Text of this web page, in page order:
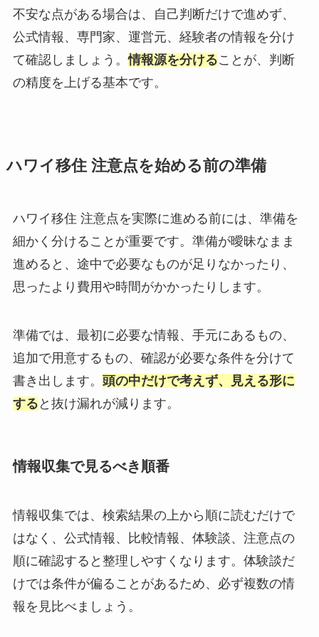
不安な点がある場合は、自己判断だけで進めず、
公式情報、専門家、運営元、経験者の情報を分け
て確認しましょう。情報源を分けることが、判断
の精度を上げる基本です。
ハワイ移住 注意点を始める前の準備
ハワイ移住 注意点を実際に進める前には、準備を
細かく分けることが重要です。準備が曖昧なまま
進めると、途中で必要なものが足りなかったり、
思ったより費用や時間がかかったりします。
準備では、最初に必要な情報、手元にあるもの、
追加で用意するもの、確認が必要な条件を分けて
書き出します。 頭の中だけで考えず、見える形に
する と抜け漏れが減ります。
情報収集で見るべき順番
情報収集では、検索結果の上から順に読むだけで
はなく、公式情報、比較情報、体験談、注意点の
順に確認すると整理しやすくなります。体験談だ
けでは条件が偏ることがあるため、必ず複数の情
報を見比べましょう。